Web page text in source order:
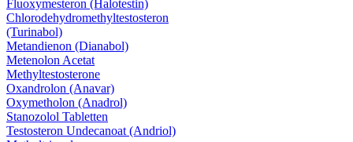
Fluoxymesteron (Halotestin)
Chlorodehydromethyltestosteron
(Turinabol)
Metandienon (Dianabol)
Metenolon Acetat
Methyltestosterone
Oxandrolon (Anavar)
Oxymetholon (Anadrol)
Stanozolol Tabletten
Testosteron Undecanoat (Andriol)